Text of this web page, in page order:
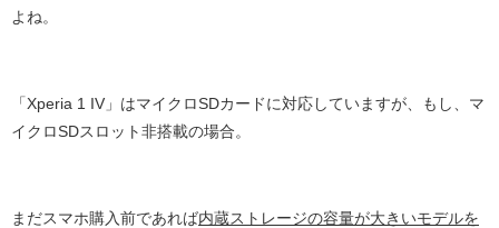
よね。
「Xperia 1 IV」はマイクロSDカードに対応していますが、もし、マ
イクロSDスロット非搭載の場合。
まだスマホ購入前であれば内蔵ストレージの容量が大きいモデルを